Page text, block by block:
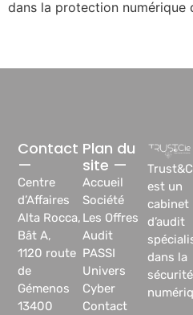
dans la protection numérique
est un
cabinet
d’audit
dans la
sécurité
Plan du
site —
Accueil
Société
Les Offres
Audit
PASSI
Univers
Cyber
Contact
Contact
—
Centre
d’Affaires
Alta Rocca,
Bât A,
1120 route
de
Gémenos
13400